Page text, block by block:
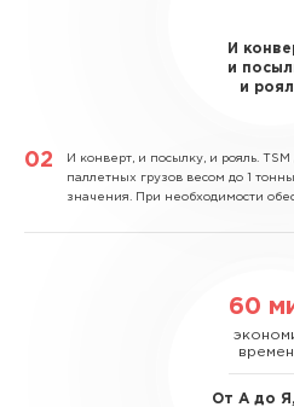
И
и
и
И конверт, и посылку, и рояль. TSM
паллетных грузов весом до 1
значения. При необходимости
60
От А до